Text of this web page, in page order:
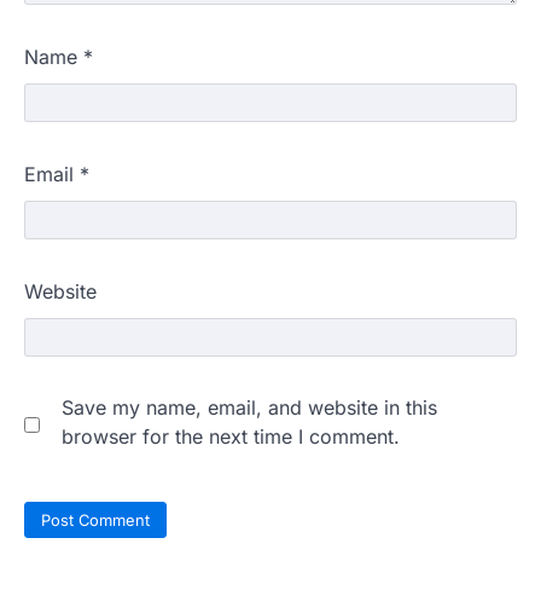
Name *
Email *
Website
Save my name, email, and website in this
browser for the next time I comment.